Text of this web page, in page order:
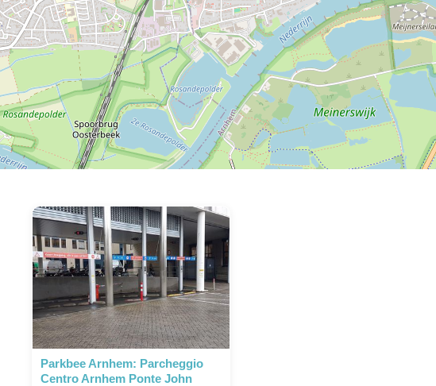
Parkbee Arnhem: Parcheggio
Centro Arnhem Ponte John